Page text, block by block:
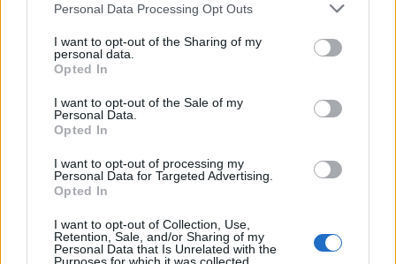
Personal Data Processing Opt Outs
I want to opt-out of the Sharing of my
personal data.
Opted In
I want to opt-out of the Sale of my
Personal Data.
Opted In
I want to opt-out of processing my
Personal Data for Targeted Advertising.
Opted In
I want to opt-out of Collection, Use,
Retention, Sale, and/or Sharing of my
Personal Data that Is Unrelated with the
των φετινών Prix Galien Greece
Σπουδαίες προσωπικότητες από την ελληνική
επιστημονική και επιχειρηματική κοινότητα
«ξεχώρισαν» στην 4η απονομή των φετινών
βραβείων, διεθνούς κύρους, Prix...